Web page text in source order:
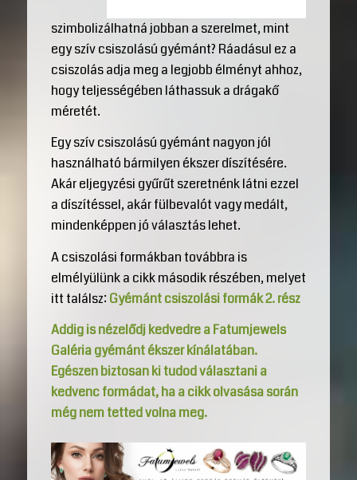
szimbolizálhatná jobban a szerelmet, mint
egy szív csiszolású gyémánt? Ráadásul ez a
csiszolás adja meg a legjobb élményt ahhoz,
hogy teljességében láthassuk a drágakő
méretét.
Egy szív csiszolású gyémánt nagyon jól
használható bármilyen ékszer díszítésére.
Akár eljegyzési gyűrűt szeretnénk látni ezzel
a díszítéssel, akár fülbevalót vagy medált,
mindenképpen jó választás lehet.
A csiszolási formákban továbbra is
elmélyülünk a cikk második részében, melyet
itt találsz: Gyémánt csiszolási formák 2. rész
Addig is nézelődj kedvedre a Fatumjewels
Galéria gyémánt ékszer kínálatában.
Egészen biztosan ki tudod választani a
kedvenc formádat, ha a cikk olvasása során
még nem tetted volna meg.